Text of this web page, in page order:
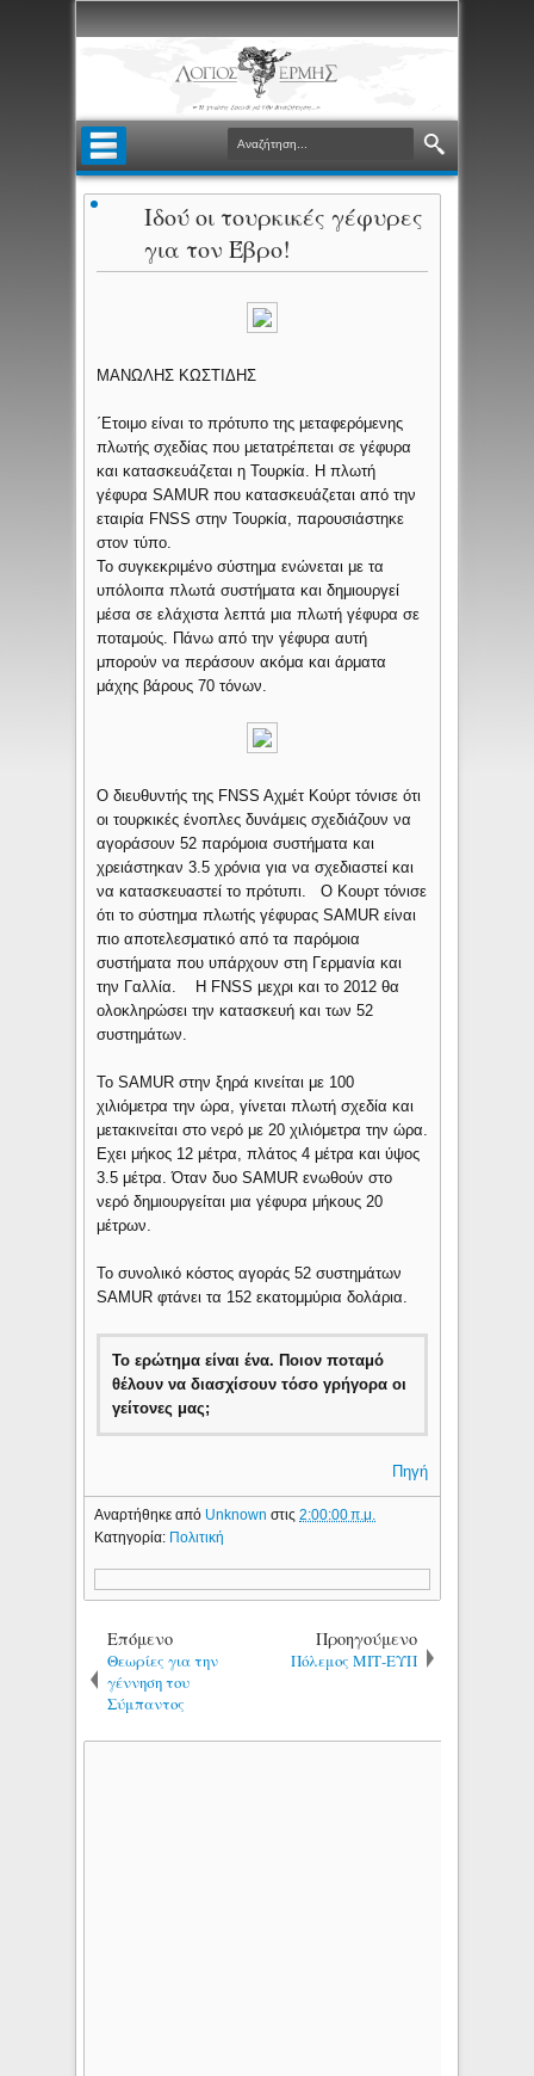
Ιδού οι τουρκικές γέφυρες
για τον Έβρο!
ΜΑΝΩΛΗΣ ΚΩΣΤΙΔΗΣ
΄Eτοιμο είναι το πρότυπο της μεταφερόμενης
πλωτής σχεδίας που μετατρέπεται σε γέφυρα
και κατασκευάζεται η Τουρκία. Η πλωτή
γέφυρα SAMUR που κατασκευάζεται από την
εταιρία FNSS στην Τουρκία, παρουσιάστηκε
στον τύπο.
Το συγκεκριμένο σύστημα ενώνεται με τα
υπόλοιπα πλωτά συστήματα και δημιουργεί
μέσα σε ελάχιστα λεπτά μια πλωτή γέφυρα σε
ποταμούς. Πάνω από την γέφυρα αυτή
μπορούν να περάσουν ακόμα και άρματα
μάχης βάρους 70 τόνων.
Ο διευθυντής της FNSS Aχμέτ Κούρτ τόνισε ότι
οι τουρκικές ένοπλες δυνάμεις σχεδιάζουν να
αγοράσουν 52 παρόμοια συστήματα και
χρειάστηκαν 3.5 χρόνια για να σχεδιαστεί και
να κατασκευαστεί το πρότυπι. Ο Κουρτ τόνισε
ότι το σύστημα πλωτής γέφυρας SAMUR είναι
πιο αποτελεσματικό από τα παρόμοια
συστήματα που υπάρχουν στη Γερμανία και
την Γαλλία. Η FNSS μεχρι και το 2012 θα
ολοκληρώσει την κατασκευή και των 52
συστημάτων.
Το SAMUR στην ξηρά κινείται με 100
χιλιόμετρα την ώρα, γίνεται πλωτή σχεδία και
μετακινείται στο νερό με 20 χιλιόμετρα την ώρα.
Εχει μήκος 12 μέτρα, πλάτος 4 μέτρα και ύψος
3.5 μέτρα. Όταν δυο SAMUR ενωθούν στο
νερό δημιουργείται μια γέφυρα μήκους 20
μέτρων.
Το συνολικό κόστος αγοράς 52 συστημάτων
SAMUR φτάνει τα 152 εκατομμύρια δολάρια.
Το ερώτημα είναι ένα. Ποιον ποταμό
θέλουν να διασχίσουν τόσο γρήγορα οι
γείτονες μας;
Πηγή
Αναρτήθηκε από Unknownστις2:00:00 π.μ.
Κατηγορία: Πολιτική
Επόμενο
Θεωρίες για την
γέννηση του
Σύμπαντος
Προηγούμενο
Πόλεμος ΜΙΤ-ΕΥΠ